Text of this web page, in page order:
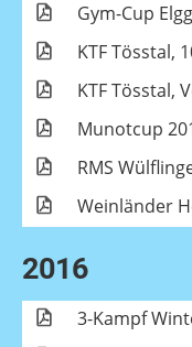
Gym-Cup
KTF Tösstal,
KTF Tösstal,
Munotcup
RMS
Weinländer
2016
3-Kampf